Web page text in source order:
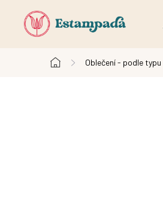
Domů
Oblečení - podle typu